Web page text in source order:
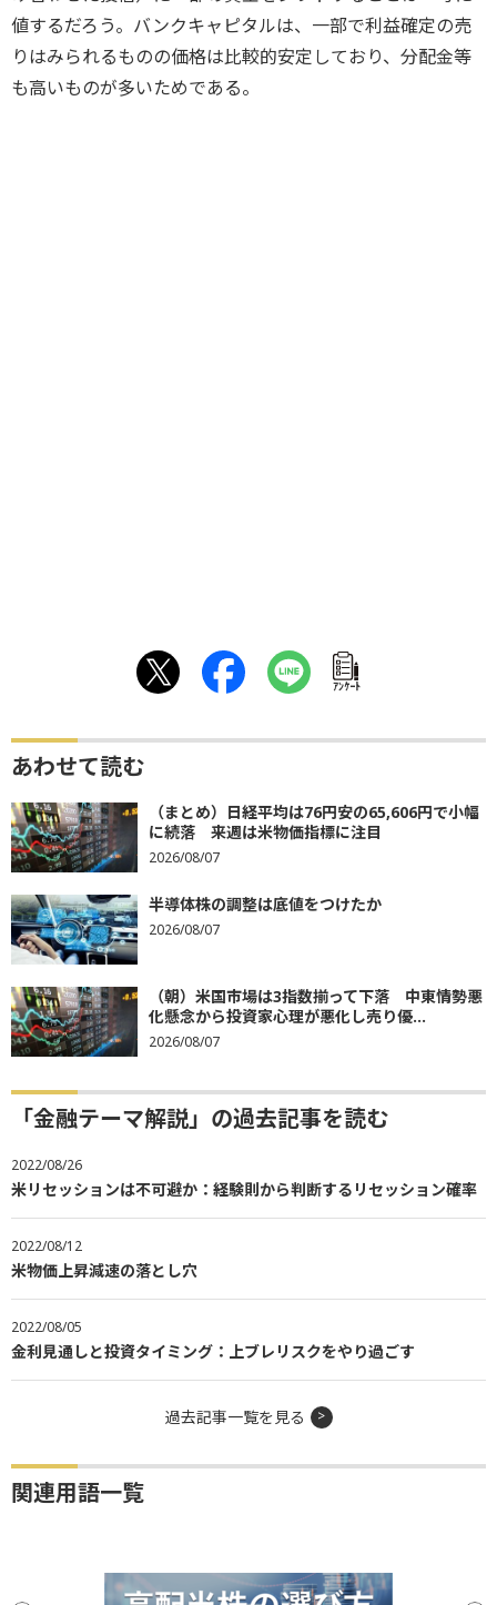
値するだろう。バンクキャピタルは、一部で利益確定の売
りはみられるものの価格は比較的安定しており、分配金等
も高いものが多いためである。
ｱﾝｹｰﾄ
あわせて読む
（まとめ）日経平均は76円安の65,606円で小幅
に続落 来週は米物価指標に注目
2026/08/07
半導体株の調整は底値をつけたか
2026/08/07
（朝）米国市場は3指数揃って下落 中東情勢悪
化懸念から投資家心理が悪化し売り優...
2026/08/07
「金融テーマ解説」の過去記事を読む
2022/08/26
米リセッションは不可避か：経験則から判断するリセッション確率
2022/08/12
米物価上昇減速の落とし穴
2022/08/05
金利見通しと投資タイミング：上ブレリスクをやり過ごす
過去記事一覧を見る
関連用語一覧